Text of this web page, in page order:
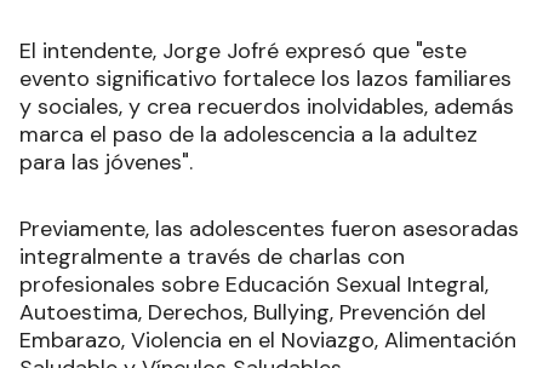
El intendente, Jorge Jofré expresó que "este
evento significativo fortalece los lazos familiares
y sociales, y crea recuerdos inolvidables, además
marca el paso de la adolescencia a la adultez
para las jóvenes".
Previamente, las adolescentes fueron asesoradas
integralmente a través de charlas con
profesionales sobre Educación Sexual Integral,
Autoestima, Derechos, Bullying, Prevención del
Embarazo, Violencia en el Noviazgo, Alimentación